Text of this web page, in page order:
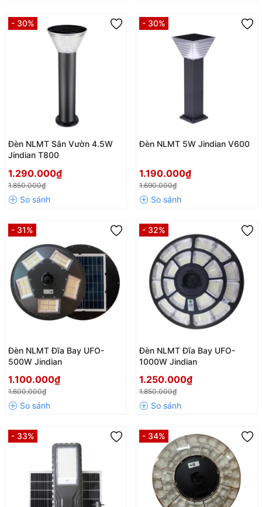
- 30%
Đèn NLMT Sân Vườn 4.5W
Jindian T800
1.290.000₫
1.850.000₫
- 30%
Đèn NLMT 5W Jindian V600
1.190.000₫
1.690.000₫
- 31%
Đèn NLMT Đĩa Bay UFO-
500W Jindian
1.100.000₫
1.600.000₫
- 32%
Đèn NLMT Đĩa Bay UFO-
1000W Jindian
1.250.000₫
1.850.000₫
- 33% - 34%